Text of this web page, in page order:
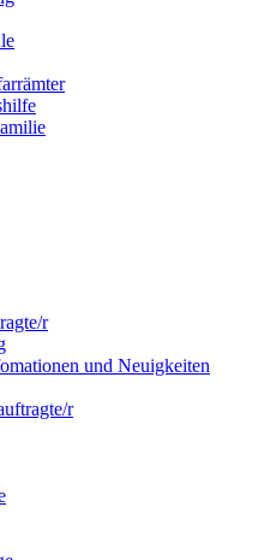
r
und Neuigkeiten
r